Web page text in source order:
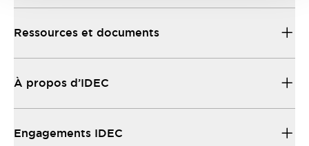
Ressources et documents
À propos d’IDEC
Engagements IDEC